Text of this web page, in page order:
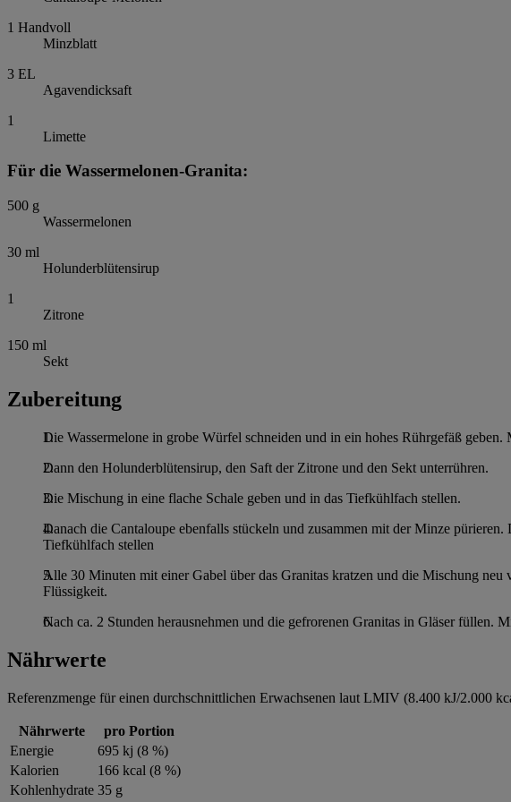
1 Handvoll
Minzblatt
3 EL
Agavendicksaft
1
Limette
Für die Wassermelonen-Granita:
500 g
Wassermelonen
30 ml
Holunderblütensirup
1
Zitrone
150 ml
Sekt
Zubereitung
Die Wassermelone in grobe Würfel schneiden und in ein hohes Rührgefäß
Dann den Holunderblütensirup, den Saft der Zitrone und den Sekt unterrühren.
Die Mischung in eine flache Schale geben und in das Tiefkühlfach stellen.
Danach die Cantaloupe ebenfalls stückeln und zusammen mit der Minze
Tiefkühlfach stellen
Alle 30 Minuten mit einer Gabel über das Granitas kratzen und die Mischung
Flüssigkeit.
Nach ca. 2 Stunden herausnehmen und die gefrorenen Granitas in Gläser füllen.
Nährwerte
Referenzmenge für einen durchschnittlichen Erwachsenen laut LMIV (8.400 kJ/2.000
Nährwerte
pro Portion
Energie
695 kj (8 %)
Kalorien
166 kcal (8 %)
Kohlenhydrate 35 g